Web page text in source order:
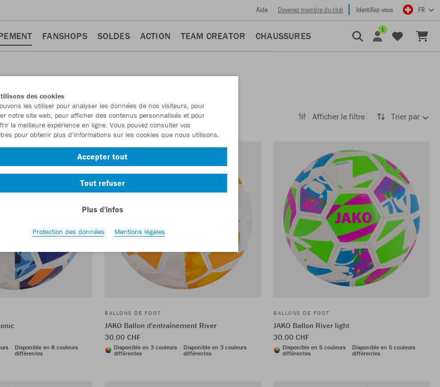
Aide Devenez membre du club Identifiez-vous FR
FANSHOPS SOLDES ACTION TEAM CREATOR CHAUSSURES
1
Afficher le filtre Trier par
Disponible en 8 couleurs
différentes
BALLONS DE FOOT
JAKO Ballon d'entraînement River
30,00 CHF
Disponible en 3 couleurs
différentes
Disponible en 3 couleurs
différentes
BALLONS DE FOOT
JAKO Ballon River light
30,00 CHF
Disponible en 5 couleurs
différentes
Disponible en 5 couleurs
différentes
des cookies
les utiliser pour analyser les données de nos visiteurs, pour
notre site web, pour afficher des contenus personnalisés et pour
la meilleure expérience en ligne. Vous pouvez consulter vos
pour obtenir plus d'informations sur les cookies que nous utilisons.
Accepter tout
Tout refuser
Plus d'infos
Protection des données Mentions légales